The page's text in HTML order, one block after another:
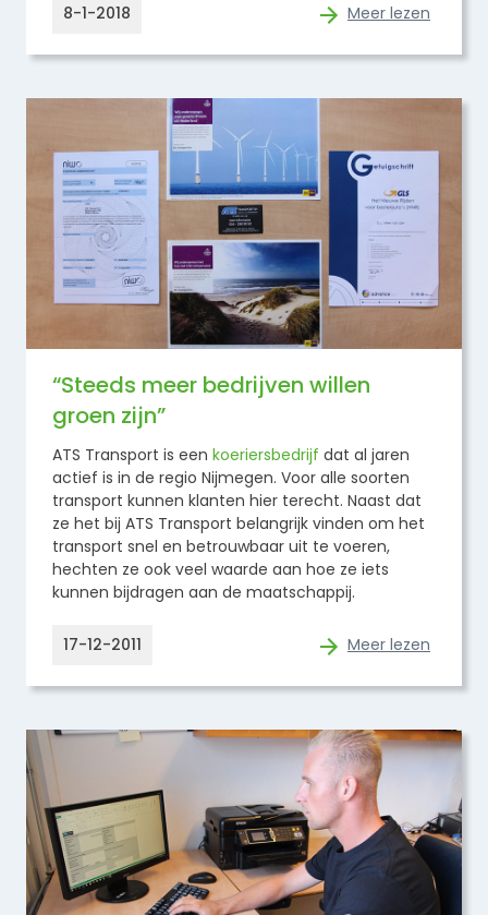
8-1-2018 Meer lezen
“Steeds meer bedrijven willen
groen zijn”
ATS Transport is een koeriersbedrijf dat al jaren
actief is in de regio Nijmegen. Voor alle soorten
transport kunnen klanten hier terecht. Naast dat
ze het bij ATS Transport belangrijk vinden om het
transport snel en betrouwbaar uit te voeren,
hechten ze ook veel waarde aan hoe ze iets
kunnen bijdragen aan de maatschappij.
17-12-2011 Meer lezen